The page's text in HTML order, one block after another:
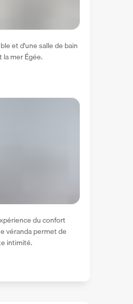
et d'une salle de bain
la mer Égée.
du confort
véranda permet de
intimité.